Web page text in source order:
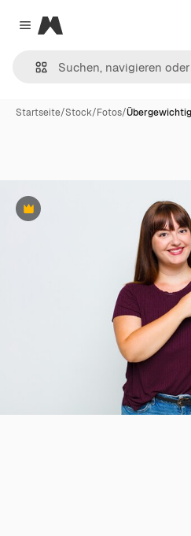
Close menu
Magnific
Startseite/Stock/Fotos/
Premium